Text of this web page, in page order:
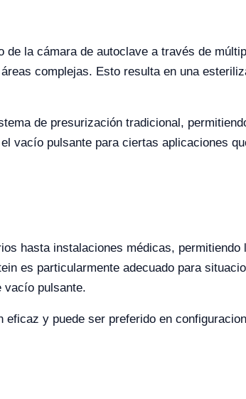
la cámara de autoclave a través de
complejas. Esto resulta en una
de presurización tradicional,
vacío pulsante para ciertas aplicaciones
hasta instalaciones médicas, permitiendo
es particularmente adecuado para
vacío pulsante.
y puede ser preferido en